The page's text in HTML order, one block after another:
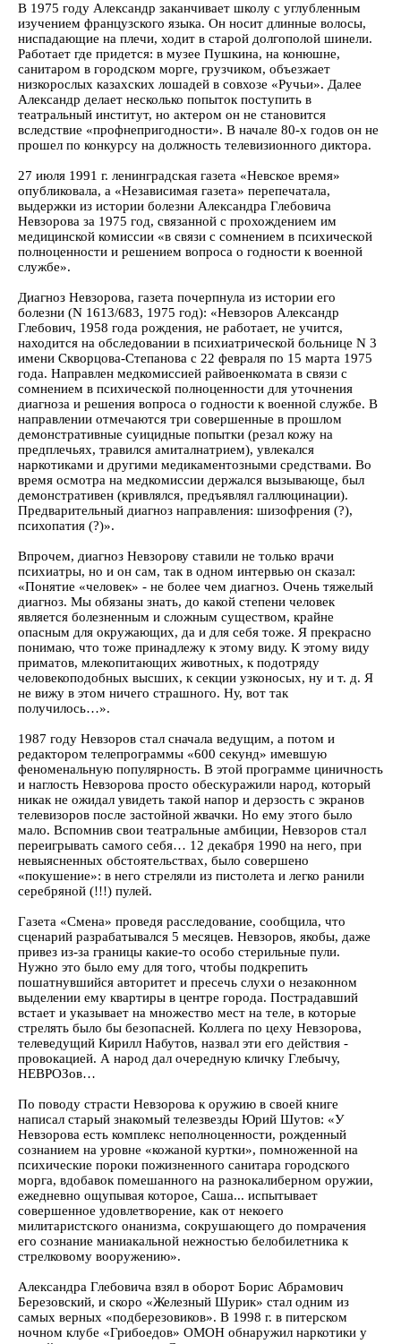
В 1975 году Александр заканчивает школу с углубленным
изучением французского языка. Он носит длинные волосы,
ниспадающие на плечи, ходит в старой долгополой шинели.
Работает где придется: в музее Пушкина, на конюшне,
санитаром в городском морге, грузчиком, объезжает
низкорослых казахских лошадей в совхозе «Ручьи». Далее
Александр делает несколько попыток поступить в
театральный институт, но актером он не становится
вследствие «профнепригодности». В начале 80-х годов он не
прошел по конкурсу на должность телевизионного диктора.
27 июля 1991 г. ленинградская газета «Невское время»
опубликовала, а «Независимая газета» перепечатала,
выдержки из истории болезни Александра Глебовича
Невзорова за 1975 год, связанной с прохождением им
медицинской комиссии «в связи с сомнением в психической
полноценности и решением вопроса о годности к военной
службе».
Диагноз Невзорова, газета почерпнула из истории его
болезни (N 1613/683, 1975 год): «Невзоров Александр
Глебович, 1958 года рождения, не работает, не учится,
находится на обследовании в психиатрической больнице N 3
имени Скворцова-Степанова с 22 февраля по 15 марта 1975
года. Направлен медкомиссией райвоенкомата в связи с
сомнением в психической полноценности для уточнения
диагноза и решения вопроса о годности к военной службе. В
направлении отмечаются три совершенные в прошлом
демонстративные суицидные попытки (резал кожу на
предплечьях, травился амиталнатрием), увлекался
наркотиками и другими медикаментозными средствами. Во
время осмотра на медкомиссии держался вызывающе, был
демонстративен (кривлялся, предъявлял галлюцинации).
Предварительный диагноз направления: шизофрения (?),
психопатия (?)».
Впрочем, диагноз Невзорову ставили не только врачи
психиатры, но и он сам, так в одном интервью он сказал:
«Понятие «человек» - не более чем диагноз. Очень тяжелый
диагноз. Мы обязаны знать, до какой степени человек
является болезненным и сложным существом, крайне
опасным для окружающих, да и для себя тоже. Я прекрасно
понимаю, что тоже принадлежу к этому виду. К этому виду
приматов, млекопитающих животных, к подотряду
человекоподобных высших, к секции узконосых, ну и т. д. Я
не вижу в этом ничего страшного. Ну, вот так
получилось…».
1987 году Невзоров стал сначала ведущим, а потом и
редактором телепрограммы «600 секунд» имевшую
феноменальную популярность. В этой программе циничность
и наглость Невзорова просто обескуражили народ, который
никак не ожидал увидеть такой напор и дерзость с экранов
телевизоров после застойной жвачки. Но ему этого было
мало. Вспомнив свои театральные амбиции, Невзоров стал
переигрывать самого себя… 12 декабря 1990 на него, при
невыясненных обстоятельствах, было совершено
«покушение»: в него стреляли из пистолета и легко ранили
серебряной (!!!) пулей.
Газета «Смена» проведя расследование, сообщила, что
сценарий разрабатывался 5 месяцев. Невзоров, якобы, даже
привез из-за границы какие-то особо стерильные пули.
Нужно это было ему для того, чтобы подкрепить
пошатнувшийся авторитет и пресечь слухи о незаконном
выделении ему квартиры в центре города. Пострадавший
встает и указывает на множество мест на теле, в которые
стрелять было бы безопасней. Коллега по цеху Невзорова,
телеведущий Кирилл Набутов, назвал эти его действия -
провокацией. А народ дал очередную кличку Глебычу,
НЕВРОЗов…
По поводу страсти Невзорова к оружию в своей книге
написал старый знакомый телезвезды Юрий Шутов: «У
Невзорова есть комплекс неполноценности, рожденный
сознанием на уровне «кожаной куртки», помноженной на
психические пороки пожизненного санитара городского
морга, вдобавок помешанного на разнокалиберном оружии,
ежедневно ощупывая которое, Саша... испытывает
совершенное удовлетворение, как от некоего
милитаристского онанизма, сокрушающего до помрачения
его сознание маниакальной нежностью белобилетника к
стрелковому вооружению».
Александра Глебовича взял в оборот Борис Абрамович
Березовский, и скоро «Железный Шурик» стал одним из
самых верных «подберезовиков». В 1998 г. в питерском
ночном клубе «Грибоедов» ОМОН обнаружил наркотики у